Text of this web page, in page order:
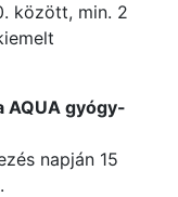
között, min. 2
AQUA gyógy-
napján 15